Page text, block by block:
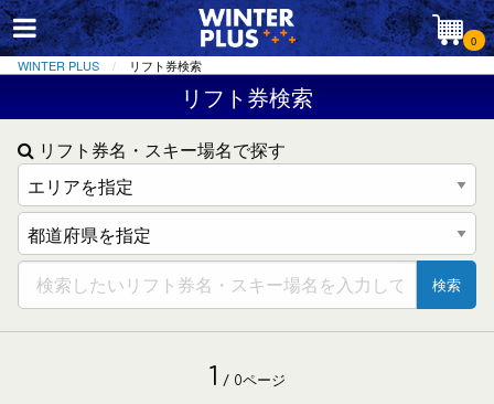
0
WINTER PLUS リフト券検索
リフト券検索
リフト券名・スキー場名で探す
検索
1 / 0ページ